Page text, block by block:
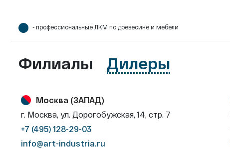
- профессиональные ЛКМ по древесине и мебели
Филиалы Дилеры
Москва (ЗАПАД)
г. Москва, ул. Дорогобужская, 14, стр. 7
+7 (495) 128-29-03
info@art-industria.ru